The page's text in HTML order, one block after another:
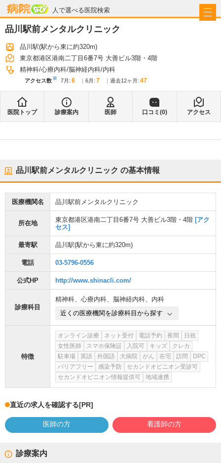
人で選べる医院検索
病院なび
品川駅前メンタルクリニック
品川駅(駅から東に約320m)
東京都港区港南二丁目6番7号 大善ビル3階・4階
精神科 心療内科 脳神経内科 内科
アクセス数※ 7月 : 8 6月 : 7 過去12ヶ月: 47
医院トップ 診療案内 医師 口コミ(0) アクセス
品川駅前メンタルクリニック の基本情報
医療機関名 品川駅前メンタルクリニック
所在地 東京都港区港南二丁目6番7号 大善ビル3階・4階 [アク
セス]
最寄駅 品川駅(駅から東に約320m)
電話 03-5796-0556
公式HP http://www.shinacli.com/
診療科目
精神科、 心療内科、 脳神経内科、 内科
近くの医療機関を診療科目から探す
特徴
オンライン診療 ネット受付 電話予約 夜間
日祝
女性医師
スマホ保険証 入院可 キッズ
クレカ
駐車場
英語 外国語 大病院 がん 在宅 訪問
DPC
バリアフリー
感染予防
セカンドオピニオン受診可
セカンドオピニオン情報提供可
地域連携
直近の求人を確認する[PR]
医師の方 看護師の方
診療案内